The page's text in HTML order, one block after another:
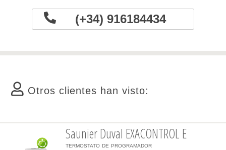
(+34) 916184434
Otros clientes han visto:
Saunier Duval EXACONTROL E
termostato de programador